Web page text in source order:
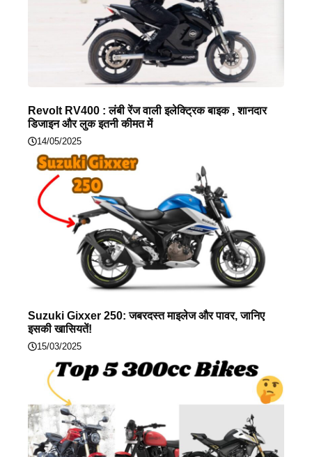
Revolt RV400 : लंबी रेंज वाली इलेक्ट्रिक बाइक , शानदार
डिजाइन और लुक इतनी कीमत में
14/05/2025
Suzuki Gixxer 250: जबरदस्त माइलेज और पावर, जानिए
इसकी खासियतें!
15/03/2025